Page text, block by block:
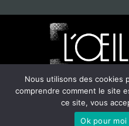
Nous utilisons des cookies
comprendre comment le site
ce site, vous
Ok pour moi
©2021-2024. L'oeil